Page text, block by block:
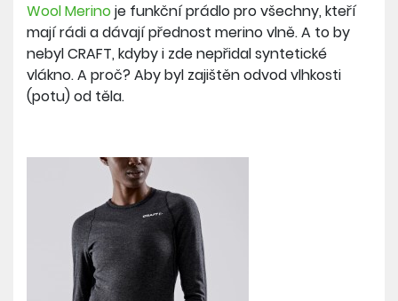
Wool Merinoje funkční prádlo pro všechny, kteří
mají rádi a dávají přednost merino vlně. A to by
nebyl CRAFT, kdyby i zde nepřidal syntetické
vlákno. A proč? Aby byl zajištěn odvod vlhkosti
(potu) od těla.